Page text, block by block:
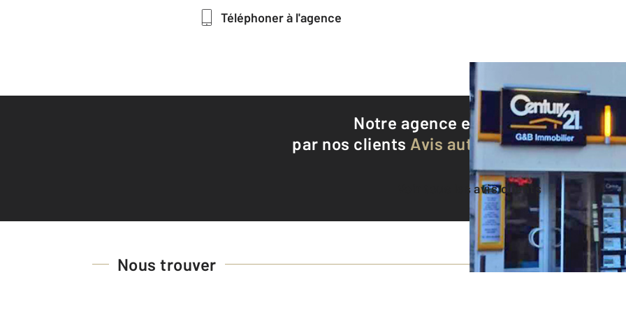
Téléphoner à l'agence
Notre agence est notée8,8/10
par nos clients Avis authentifiés par
Voir tous les avis clients
Nous trouver